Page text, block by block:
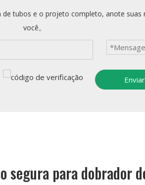
tubos e o projeto completo, anote
você。
Enviar
segura para dobrador